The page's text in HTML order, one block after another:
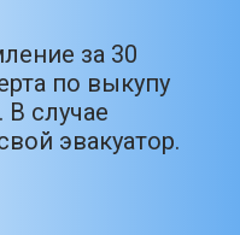
за 30
по выкупу
случае
эвакуатор.